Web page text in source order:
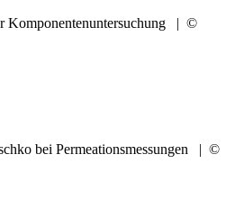
Komponentenuntersuchung | ©
bei Permeationsmessungen | ©